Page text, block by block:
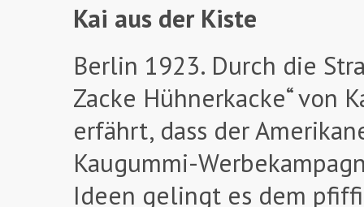
Kai aus der Kiste
Berlin 1923. Durch die
Zacke Hühnerkacke“ von
erfährt, dass der
Kaugummi-
Ideen gelingt es dem